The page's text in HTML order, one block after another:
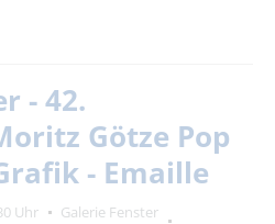
- 42.
Götze Pop
- Emaille
Uhr
Galerie Fenster